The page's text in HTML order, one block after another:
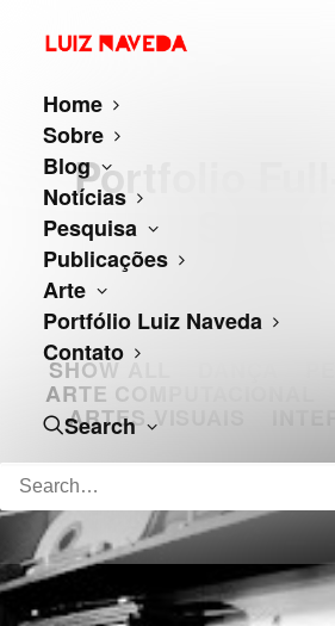
Home
Sobre
Blog
Notícias
Pesquisa
Publicações
Arte
Portfólio Luiz Naveda
Contato
Search
Portfolio
SHOW ALL
ARTE COMPUTACIONAL
ARTES VISUAIS
Interpretação